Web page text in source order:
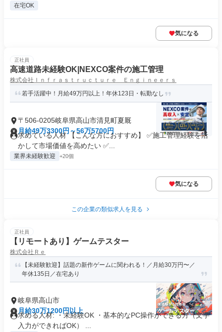
在宅OK
気になる
正社員
高速道路未経験OK|NEXCO案件の施工管理
株式会社Ｉｎｆｒａｓｔｒｕｃｔｕｒｅ Ｅｎｇｉｎｅｅｒｓ
若手活躍中！月給49万円以上！年休123日・転勤なし
〒506-0205岐阜県高山市清見町夏厩
月給49万3300円～56万5700円
求めている人材 【こんな方におすすめ】 ✅施工管理経験を活
かして市場価値を高めたい ✅...
業界未経験歓迎 +20個
気になる
この企業の類似求人を見る
正社員
【リモートあり】ゲームテスター
株式会社Ｒｅ
【未経験歓迎】話題の新作ゲームに関われる！／月給30万円〜／
年休135日／在宅あり
岐阜県高山市
月給30万1200円以上
求める人材: ・未経験OK ・基本的なPC操作ができる方（文字
入力ができればOK） ...